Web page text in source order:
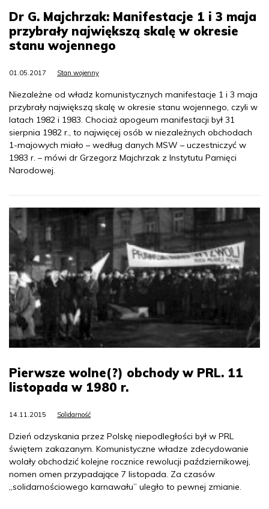
Dr G. Majchrzak: Manifestacje 1 i 3 maja
przybrały największą skalę w okresie
stanu wojennego
01.05.2017 Stan wojenny
Niezależne od władz komunistycznych manifestacje 1 i 3 maja
przybrały największą skalę w okresie stanu wojennego, czyli w
latach 1982 i 1983. Chociaż apogeum manifestacji był 31
sierpnia 1982 r., to najwięcej osób w niezależnych obchodach
1-majowych miało – według danych MSW – uczestniczyć w
1983 r. – mówi dr Grzegorz Majchrzak z Instytutu Pamięci
Narodowej.
Pierwsze wolne(?) obchody w PRL. 11
listopada w 1980 r.
14.11.2015 Solidarność
Dzień odzyskania przez Polskę niepodległości był w PRL
świętem zakazanym. Komunistyczne władze zdecydowanie
wolały obchodzić kolejne rocznice rewolucji październikowej,
nomen omen przypadające 7 listopada. Za czasów
„solidarnościowego karnawału” uległo to pewnej zmianie.